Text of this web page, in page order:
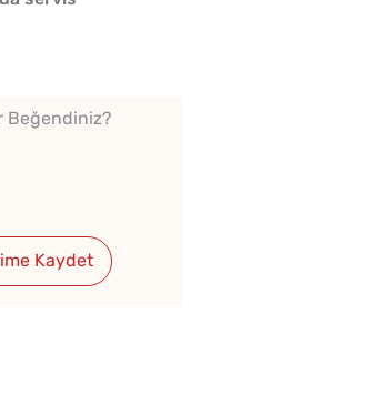
Beğendiniz?
Kaydet